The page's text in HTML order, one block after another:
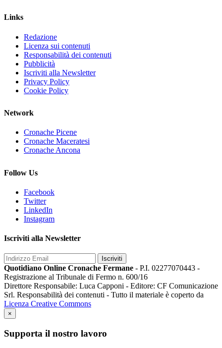
Links
Redazione
Licenza sui contenuti
Responsabilità dei contenuti
Pubblicità
Iscriviti alla Newsletter
Privacy Policy
Cookie Policy
Network
Cronache Picene
Cronache Maceratesi
Cronache Ancona
Follow Us
Facebook
Twitter
LinkedIn
Instagram
Iscriviti alla Newsletter
Iscriviti
Quotidiano Online Cronache Fermane - P.I. 02277070443 -
Registrazione al Tribunale di Fermo n. 600/16
Direttore Responsabile: Luca Capponi - Editore: CF Comunicazione
Srl. Responsabilità dei contenuti - Tutto il materiale è coperto da
Licenza Creative Commons
×
Supporta il nostro lavoro